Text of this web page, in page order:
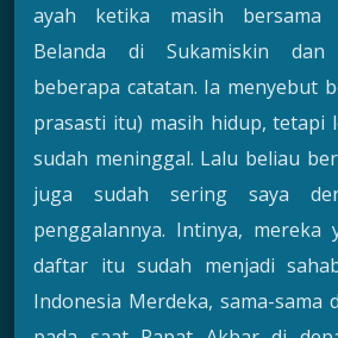
ayah ketika masih bersama
Belanda di Sukamiskin
beberapa catatan. Ia menyebut
prasasti itu) masih hidup, tetapi
sudah meninggal. Lalu beliau
juga sudah sering saya
penggalannya. Intinya,
daftar itu sudah menjadi
Indonesia Merdeka, sama-sama